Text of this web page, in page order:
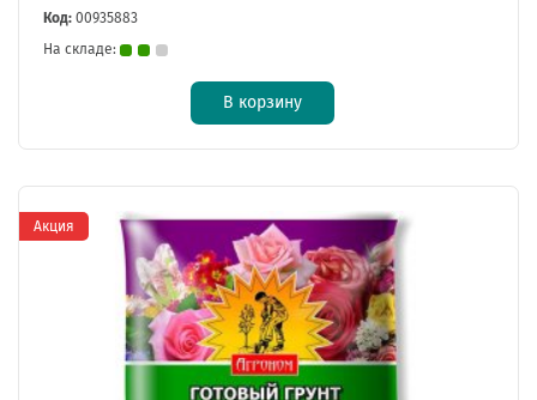
Код: 00935883
На складе:
В корзину
Акция